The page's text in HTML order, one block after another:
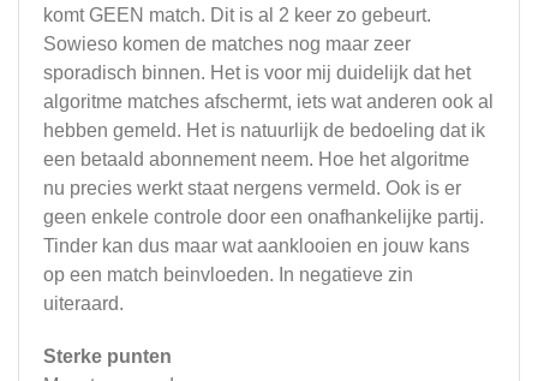
komt GEEN match. Dit is al 2 keer zo gebeurt.
Sowieso komen de matches nog maar zeer
sporadisch binnen. Het is voor mij duidelijk dat het
algoritme matches afschermt, iets wat anderen ook al
hebben gemeld. Het is natuurlijk de bedoeling dat ik
een betaald abonnement neem. Hoe het algoritme
nu precies werkt staat nergens vermeld. Ook is er
geen enkele controle door een onafhankelijke partij.
Tinder kan dus maar wat aanklooien en jouw kans
op een match beinvloeden. In negatieve zin
uiteraard.
Sterke punten